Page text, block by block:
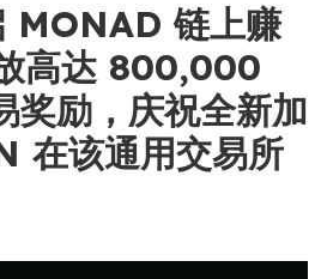
链上赚
高达 800,000
奖励，庆祝全新加
在该通用交易所